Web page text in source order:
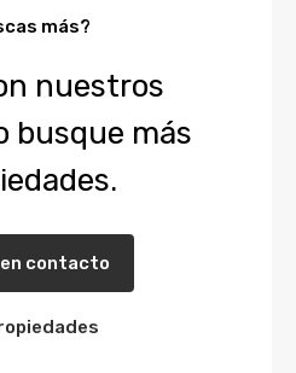
más?
nuestros
busque más
contacto